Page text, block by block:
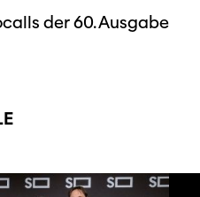
der 60. Ausgabe